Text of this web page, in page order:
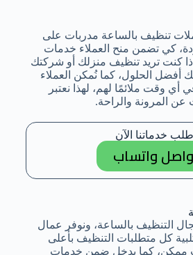
تنظيف بالساعة مدربات على
كي تضمن منح العملاء خدمات
كنت تريد تنظيف منزلك أو شركتك
أفضل الحلول، كما نُمكن العملاء
وقت ملائمًا لهم، لهذا نعتبر
المرونة والراحة.
اطلب خدماتنا الآن
واتساب
التنظيف بالساعة، ونوفر عمال
كل متطلبات التنظيف بأعلى
ممكن، كما يدخل ضمن خدمات